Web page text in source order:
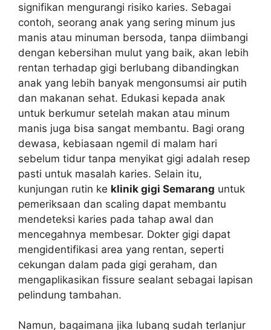
signifikan mengurangi risiko karies. Sebagai
contoh, seorang anak yang sering minum jus
manis atau minuman bersoda, tanpa diimbangi
dengan kebersihan mulut yang baik, akan lebih
rentan terhadap gigi berlubang dibandingkan
anak yang lebih banyak mengonsumsi air putih
dan makanan sehat. Edukasi kepada anak
untuk berkumur setelah makan atau minum
manis juga bisa sangat membantu. Bagi orang
dewasa, kebiasaan ngemil di malam hari
sebelum tidur tanpa menyikat gigi adalah resep
pasti untuk masalah karies. Selain itu,
kunjungan rutin ke klinik gigi Semarang untuk
pemeriksaan dan scaling dapat membantu
mendeteksi karies pada tahap awal dan
mencegahnya membesar. Dokter gigi dapat
mengidentifikasi area yang rentan, seperti
cekungan dalam pada gigi geraham, dan
mengaplikasikan fissure sealant sebagai lapisan
pelindung tambahan.
Namun, bagaimana jika lubang sudah terlanjur